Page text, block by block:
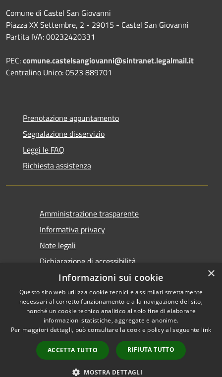
Comune di Castel San Giovanni
Piazza XX Settembre, 2 - 29015 - Castel San Giovanni
Partita IVA: 00232420331
PEC:comune.castelsangiovanni@sintranet.legalmail.it
Centralino Unico: 0523 889701
Prenotazione appuntamento
Segnalazione disservizio
Leggi le FAQ
Richiesta assistenza
Amministrazione trasparente
Informativa privacy
Note legali
Dichiarazione di accessibilità
Accessibilità
Copyright © 2026 • Comune di
Castel San Giovanni • Powered
byMunicipium
Accesso
redazione
×
Informazioni sui cookie
Questo sito web utilizza cookie tecnici e assimilati strettamente
necessari al corretto funzionamento e alla navigazione del sito,
nonché un cookie tecnico analitico al solo fine di elaborare
informazioni statistiche, aggregate e anonime.
Per maggiori dettagli, può consultare la cookie policy al seguente link
ACCETTA TUTTO RIFIUTA TUTTO
MOSTRA DETTAGLI